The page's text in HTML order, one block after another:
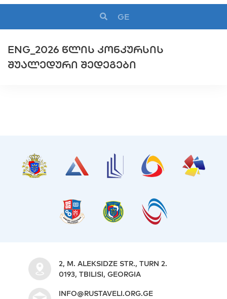
GE
ENG_2026 ᲬᲚᲘᲡ ᲙᲝᲜᲙᲣᲠᲡᲘᲡ
ᲨᲣᲐᲚᲔᲓᲣᲠᲘ ᲨᲔᲓᲔᲒᲔᲑᲘ
2, M. ALEKSIDZE STR., TURN 2.
0193, TBILISI, GEORGIA
INFO@RUSTAVELI.ORG.GE